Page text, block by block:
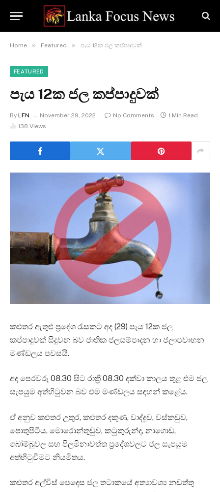
Home » Featured » පැය 12ක ජල කප්පාදුවක්
FEATURED
පැය 12ක ජල කප්පාදුවක්
By LFN November 29, 2022 No Comments
1 Min Read
138 Views
කළුතර ඇතුළු ප්‍රදේශ රැසකට අද (29) පැය 12ක ජල
කප්පාදුවක් සිදුවන බව ජාතික ජලසම්පාදන හා ජලාපවාහන
මණ්ඩලය පවසයි.
අද පෙරවරු 08.30 සිට රාත්‍රී 08.30 දක්වා කාලය තුළ එම ජල
සැපයුම අත්හිටුවන බව එම මණ්ඩලය සඳහන් කළේය.
ඒ අනුව කළුතර උතුර, කළුතර දකුණ, වාද්දූව, වස්කඩුව,
පොතුපිටිය, මොරොන්තුඩුව, කටුකුරුන්ද, නාගොඩ,
බෝම්බුවල සහ පිලමිනාවත්ත ප්‍රදේශවලට ජල සැපයුම
අත්හිටුවීමට නියමිතය.
කළුතර අල්විස් පෙදෙස ජල තටාකයේ අත්‍යාවශ්‍ය නඩත්තු